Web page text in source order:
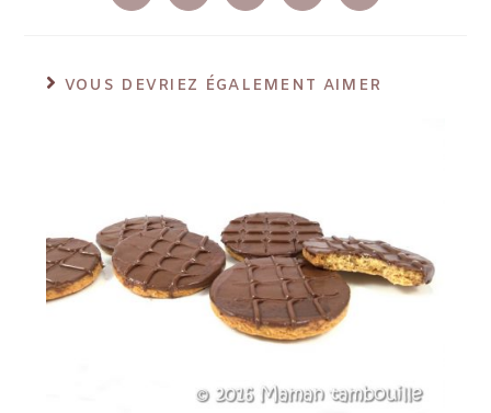
VOUS DEVRIEZ ÉGALEMENT AIMER